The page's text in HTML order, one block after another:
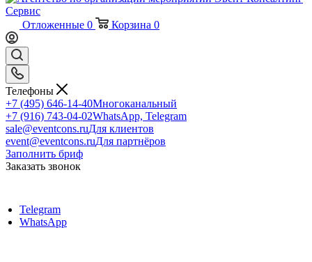
Отложенные 0 Корзина 0
Телефоны
+7 (495) 646-14-40Многоканальный
+7 (916) 743-04-02WhatsApp, Telegram
sale@eventcons.ruДля клиентов
event@eventcons.ruДля партнёров
Заполнить бриф
Заказать звонок
Telegram
WhatsApp